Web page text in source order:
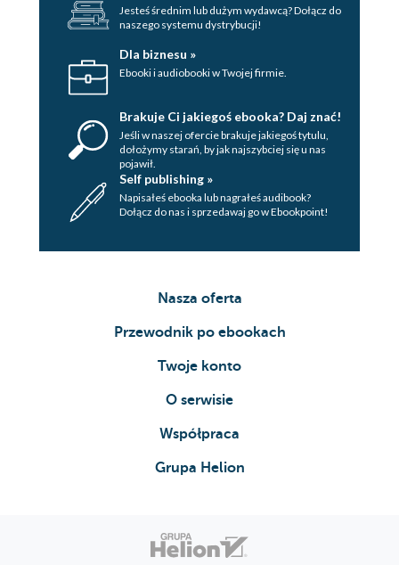
Jesteś średnim lub dużym wydawcą? Dołącz do
naszego systemu dystrybucji!
Dla biznesu »
Ebooki i audiobooki w Twojej firmie.
Brakuje Ci jakiegoś ebooka? Daj znać!
Jeśli w naszej ofercie brakuje jakiegoś tytulu,
dołożymy starań, by jak najszybciej się u nas
pojawił.
Self publishing »
Napisałeś ebooka lub nagrałeś audibook?
Dołącz do nas i sprzedawaj go w Ebookpoint!
Nasza oferta
Przewodnik po ebookach
Twoje konto
O serwisie
Współpraca
Grupa Helion